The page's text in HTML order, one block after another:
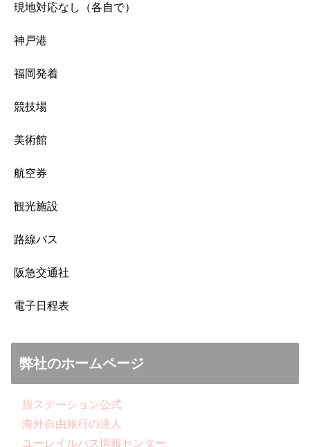
現地対応なし（各自で）
神戸港
福岡発着
競技場
美術館
航空券
観光施設
路線バス
阪急交通社
電子日程表
弊社のホームページ
旅ステーション公式
海外自由旅行の達人
ユーレイルパス情報センター